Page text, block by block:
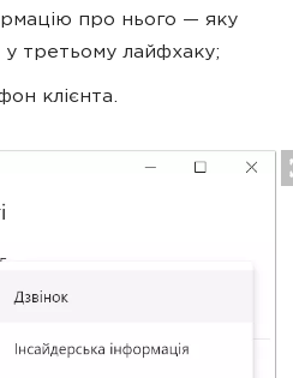
про нього — яку
третьому лайфхаку;
клієнта.